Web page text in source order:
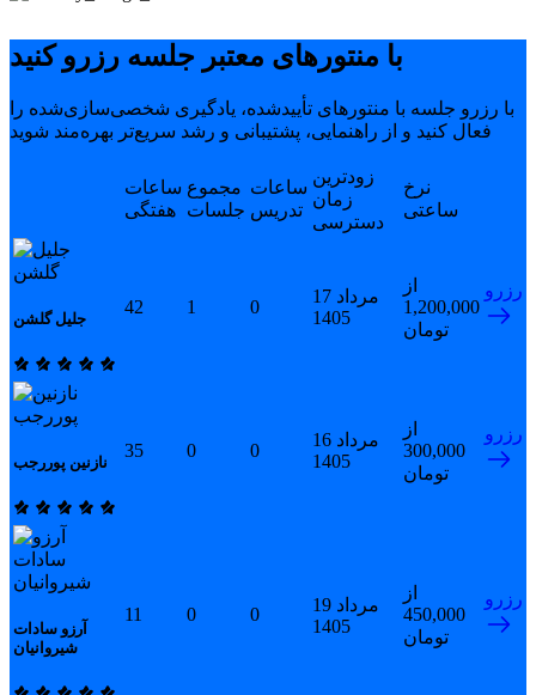
با منتورهای معتبر جلسه رزرو کنید
با رزرو جلسه با منتورهای تأییدشده، یادگیری شخصی‌سازی‌شده را
فعال کنید و از راهنمایی، پشتیبانی و رشد سریع‌تر بهره‌مند شوید
ساعات
هفتگی
مجموع
جلسات
ساعات
تدریس
زودترین
زمان
دسترسی
نرخ
ساعتی
جلیل گلشن
42 1 0
17 مرداد
1405
از
1,200,000
تومان
رزرو
نازنین پوررجب
35 0 0
16 مرداد
1405
از
300,000
تومان
رزرو
آرزو سادات
شیروانیان
11 0 0
19 مرداد
1405
از
450,000
تومان
رزرو